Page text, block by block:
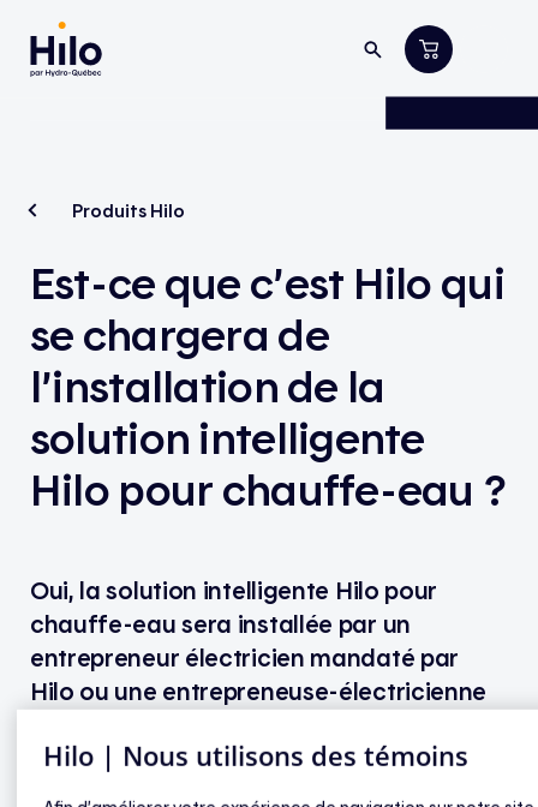
Produits Hilo
Est-ce que c’est Hilo qui
se chargera de
l’installation de la
solution intelligente
Hilo pour chauffe-eau ?
Oui, la solution intelligente Hilo pour
chauffe-eau sera installée par un
entrepreneur électricien mandaté par
Hilo ou une entrepreneuse-électricienne
Hilo | Nous utilisons des témoins